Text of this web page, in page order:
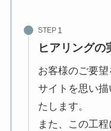
STEP
ヒアリングの
お客様のご要
サイトを思い
たします。
また、この工